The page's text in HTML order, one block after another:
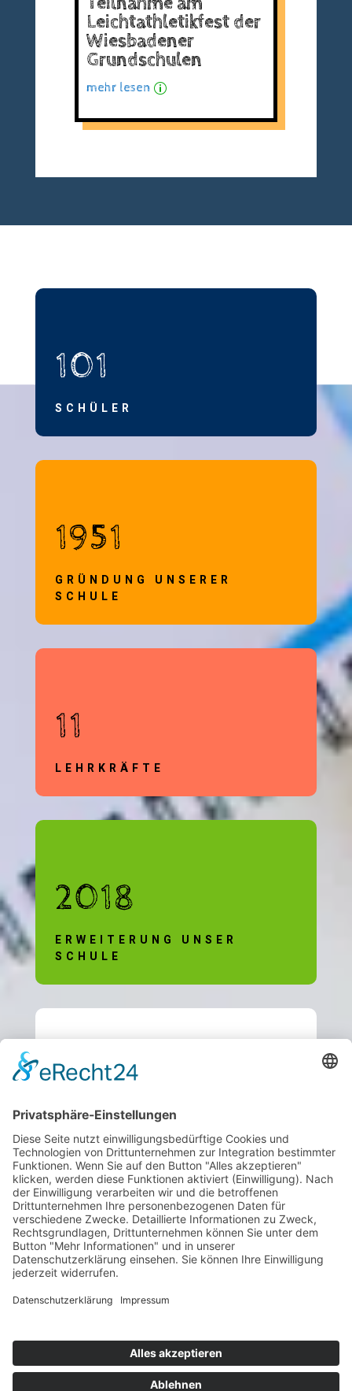
Leichtathletikfest der
Wiesbadener
Grundschulen
mehr lesen p
101
SCHÜLER
1951
GRÜNDUNG UNSERER
SCHULE
11
LEHRKRÄFTE
2018
ERWEITERUNG UNSER
SCHULE
Benötigen Sie einen
Ansprechpartner
Wir sind gerne für Sie da und
beantworten Ihre Fragen. Sie
erreichen uns jederzeit per E-
Mail oder telefonisch während
unserer Öffnungszeiten.
Öffnungszeiten:
Montag bis Freitag: